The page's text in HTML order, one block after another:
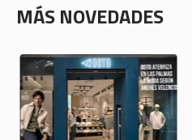
MÁS NOVEDADES